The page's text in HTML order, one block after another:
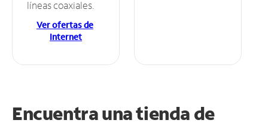
líneas coaxiales.
Ver ofertas de
Internet
Encuentra una tienda de